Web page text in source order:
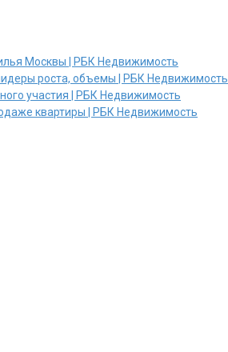
Москвы | РБК Недвижимость
роста, объемы | РБК Недвижимость
участия | РБК Недвижимость
квартиры | РБК Недвижимость